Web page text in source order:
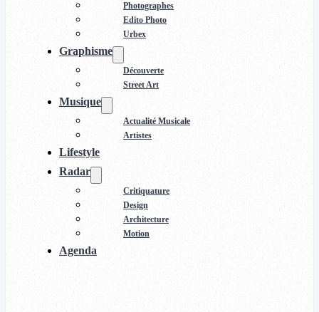
Photographes
Edito Photo
Urbex
Graphisme
Découverte
Street Art
Musique
Actualité Musicale
Artistes
Lifestyle
Radar
Critiquature
Design
Architecture
Motion
Agenda